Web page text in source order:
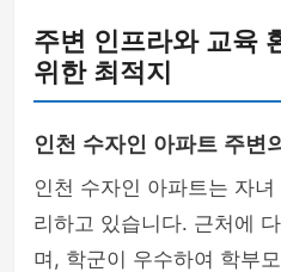
주변 인프라와 교육
위한 최적지
인천 수자인 아파트 주변
인천 수자인 아파트는 자
리하고 있습니다. 근처에
며, 학군이 우수하여 학부